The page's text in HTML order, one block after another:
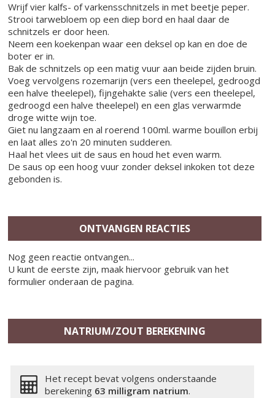
Wrijf vier kalfs- of varkensschnitzels in met beetje peper.
Strooi tarwebloem op een diep bord en haal daar de
schnitzels er door heen.
Neem een koekenpan waar een deksel op kan en doe de
boter er in.
Bak de schnitzels op een matig vuur aan beide zijden bruin.
Voeg vervolgens rozemarijn (vers een theelepel, gedroogd
een halve theelepel), fijngehakte salie (vers een theelepel,
gedroogd een halve theelepel) en een glas verwarmde
droge witte wijn toe.
Giet nu langzaam en al roerend 100ml. warme bouillon erbij
en laat alles zo'n 20 minuten sudderen.
Haal het vlees uit de saus en houd het even warm.
De saus op een hoog vuur zonder deksel inkoken tot deze
gebonden is.
ONTVANGEN REACTIES
Nog geen reactie ontvangen...
U kunt de eerste zijn, maak hiervoor gebruik van het
formulier onderaan de pagina.
NATRIUM/ZOUT BEREKENING
Het recept bevat volgens onderstaande
berekening 63 milligram natrium.